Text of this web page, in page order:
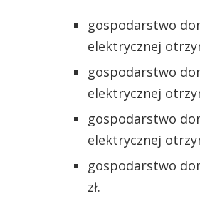
gospodarstwo
elektrycznej
gospodarstwo
elektrycznej
gospodarstwo
elektrycznej
gospodarstwo
zł.